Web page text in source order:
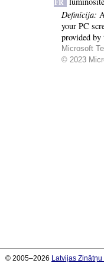
FR
Definīcija:
your PC
provided by
Microsoft
© 2023
© 2005–2026 Latvijas